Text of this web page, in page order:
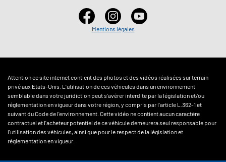
Mentions légales
Attention ce site internet contient des photos et des vidéos réalisées sur terrain
privé aux Etats-Unis. L'utilisation de ces véhicules dans un environnement
semblable dans votre juridiction peut s'avérer interdite par la législation et/ou
réglementation en vigueur dans votre région, y compris par l'article L.362-1 et
suivant du Code de l'environnement. Cette vidéo ne contient aucun caractère
contractuel et l'acheteur potentiel de ce véhicule demeurera seul responsable pour
l'utilisation des véhicules, ainsi que pour le respect de la législation et
réglementation en vigueur.